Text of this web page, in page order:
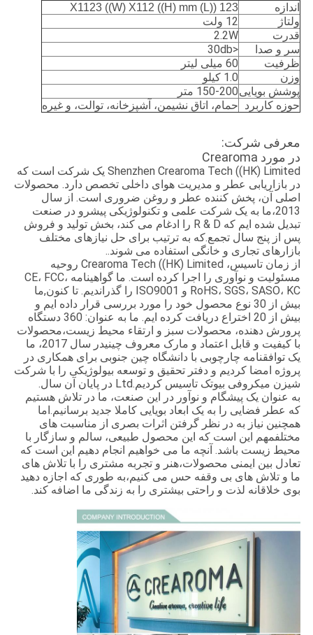
اندازه 123 ((L) X1123 ((W) X112 ((H) mm
ولتاژ
12 ولت
قدرت
2.2W
سر و صدا
<30db
ظرفیت
60 میلی لیتر
وزن
1.0 کیلو
پوشش بویایی150-200 متر
حوزه کاربرد
حمام، اتاق نشیمن، آشپزخانه، توالت، و غیره
معرفی شرکت:
در مورد Crearoma
Shenzhen Crearoma Tech ((HK) Limited یک شرکت است که
در بازاریابی عطر و مدیریت هوای داخلی تخصص دارد. محصولات
اصلی آن، پخش کننده عطر و روغن ضروری است. از سال
2013،ما به یک شرکت علمی و تکنولوژیکی پیشرو در صنعت
تبدیل شده ایم که R & D را ادغام می کند، بخش تولید و فروش
پس از پنج سال تجمع.که به ترتیب برای حل نیازهای مختلف
بازارهای تجاری و خانگی استفاده می شوند..
از زمان تاسیس، Crearoma Tech ((HK) Limited روحیه
مسئولیت و نوآوری را اجرا کرده است. ما گواهینامه CE، FCC،
RoHS، SGS، SASO، KC و ISO9001 را گذراندیم. تا کنون,ما
بیش از 30 نوع محصول خود را مورد بررسی قرار داده ایم و
بیش از 20 اختراع دریافت کرده ایم. ما به عنوان: 360 دستگاه
پرورش دهنده، محصولات سبز و ارتقاء محیط زیست،محصولات
با کیفیت و قابل اعتماد و مارک معروف چینیدر سال 2017، ما
یک توافقنامه چارچوبی با دانشگاه چین جنوبی برای همکاری در
پروژه امضا کردیم و دفتر تحقیق و توسعه بیولوژیکی را با شرکت
شیزن میکروفی بیوتک تاسیس کردیم.Ltd در پایان آن سال.
به عنوان یک پیشگام و نوآور در این صنعت، ما در تلاش هستیم
که عطر فضایی را به یک ابعاد بویایی کاملا جدید برسانیم.اما
همچنین نیاز به در نظر گرفتن اثرات بصری از مناسبت های
مختلفمهم این است که این محصول طبیعی، سالم و سازگار با
محیط زیست باشد. آنچه ما می خواهیم انجام دهیم این است که
تعادل بین ایمنی محصولات،هنر و تجربه مشتری را با تلاش های
ما و تلاش های بی وقفه حس می کنیم،به طوری که اجازه دهید
بوی خلاقانه لذت و راحتی بیشتری را به زندگی ما اضافه کند.